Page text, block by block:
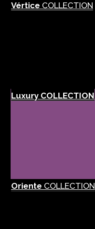
Vértice COLLECTION
Luxury COLLECTION
Oriente COLLECTION